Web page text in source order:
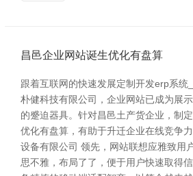
昌邑企业网站诞生优化有盘算
跟着互联网的快速发展定制开发erp系统
朴健科技有限公司，企业网站已成为展
的蹙迫器具。针对昌邑土产货企业，制
优化有盘算，有助于升迁企业在线竞争
设备有限公司 领先，网站联想应雅致用
思不雅，布局了了，便于用户快速取得